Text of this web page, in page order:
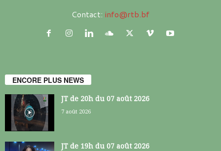
Contact: info@rtb.bf
ENCORE PLUS NEWS
JT de 20h du 07 août 2026
7 août 2026
JT de 19h du 07 août 2026